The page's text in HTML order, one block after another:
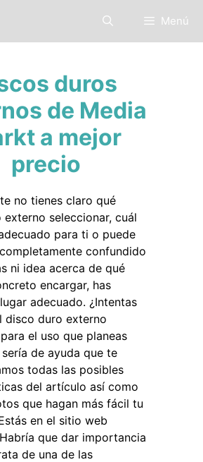
Menú
duros
de Media
a mejor
precio
no tienes claro qué
seleccionar, cuál
para ti o puede
confundido
ni idea acerca de qué
encargar, has
adecuado. ¿Intentas
disco duro externo
el uso que planeas
sería de ayuda que te
todas las posibles
del artículo así como
que hagan más fácil tu
en el sitio web
que dar importancia
de una de las